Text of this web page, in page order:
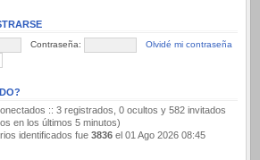
Contraseña:
Olvidé mi contraseña
:: 3 registrados, 0 ocultos y 582 invitados
en los últimos 5 minutos)
identificados fue 3836 el 01 Ago 2026 08:45